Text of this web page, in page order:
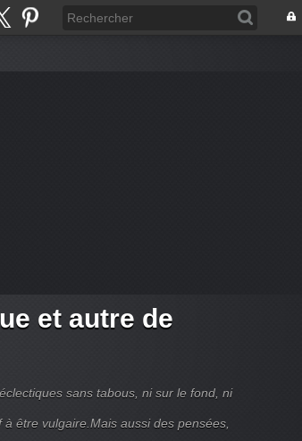
et autre de
sans tabous, ni sur le fond, ni
être vulgaire.Mais aussi des pensées,